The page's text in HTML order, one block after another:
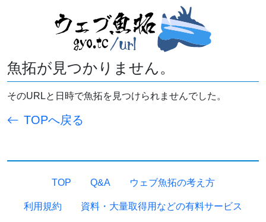
魚拓が見つかりません。
そのURLと日時で魚拓を見つけられませんでした。
TOPへ戻る
TOP Q&A ウェブ魚拓の考え方
利用規約 資料・大量取得用などの有料サービス